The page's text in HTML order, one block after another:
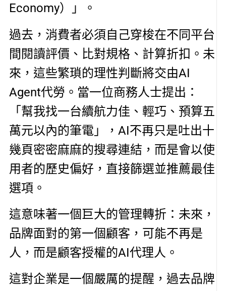
Economy）」。
過去，消費者必須自己穿梭在不同平台
間閱讀評價、比對規格、計算折扣。未
來，這些繁瑣的理性判斷將交由AI
Agent代勞。當一位商務人士提出：
「幫我找一台續航力佳、輕巧、預算五
萬元以內的筆電」，AI不再只是吐出十
幾頁密密麻麻的搜尋連結，而是會以使
用者的歷史偏好，直接篩選並推薦最佳
選項。
這意味著一個巨大的管理轉折：未來，
品牌面對的第一個顧客，可能不再是
人，而是顧客授權的AI代理人。
這對企業是一個嚴厲的提醒，過去品牌